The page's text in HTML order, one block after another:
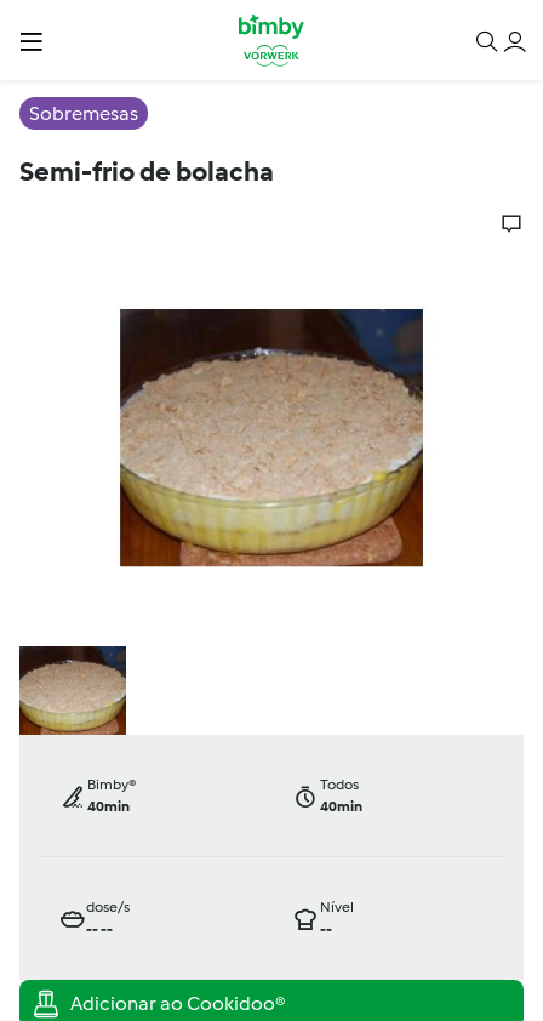
Sobremesas
Semi-frio de bolacha
Bimby®
40min
Todos
40min
dose/s
----
Nível
--